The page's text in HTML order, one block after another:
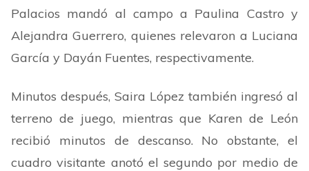
Palacios mandó al campo a Paulina Castro y
Alejandra Guerrero, quienes relevaron a Luciana
García y Dayán Fuentes, respectivamente.
Minutos después, Saira López también ingresó al
terreno de juego, mientras que Karen de León
recibió minutos de descanso. No obstante, el
cuadro visitante anotó el segundo por medio de